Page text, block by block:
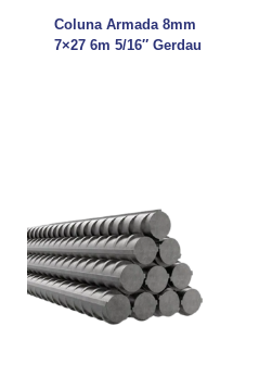
Coluna Armada 8mm
7×27 6m 5/16″ Gerdau